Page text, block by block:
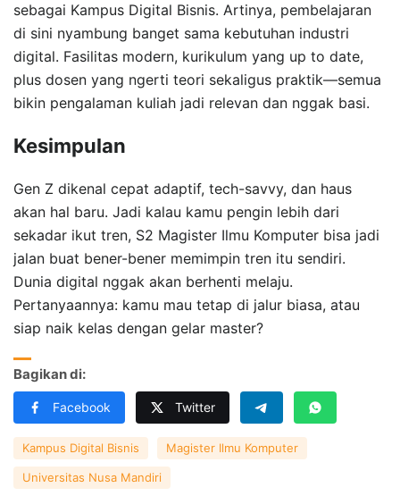
sebagai Kampus Digital Bisnis. Artinya, pembelajaran
di sini nyambung banget sama kebutuhan industri
digital. Fasilitas modern, kurikulum yang up to date,
plus dosen yang ngerti teori sekaligus praktik—semua
bikin pengalaman kuliah jadi relevan dan nggak basi.
Kesimpulan
Gen Z dikenal cepat adaptif, tech-savvy, dan haus
akan hal baru. Jadi kalau kamu pengin lebih dari
sekadar ikut tren, S2 Magister Ilmu Komputer bisa jadi
jalan buat bener-bener memimpin tren itu sendiri.
Dunia digital nggak akan berhenti melaju.
Pertanyaannya: kamu mau tetap di jalur biasa, atau
siap naik kelas dengan gelar master?
Bagikan di:
Facebook Twitter
Kampus Digital Bisnis Magister Ilmu Komputer
Universitas Nusa Mandiri